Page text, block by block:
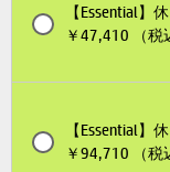
【Essential】
￥47,410 （税
【Essential】
￥94,710 （税